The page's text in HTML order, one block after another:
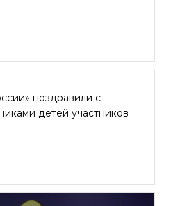
поздравили с
детей участников